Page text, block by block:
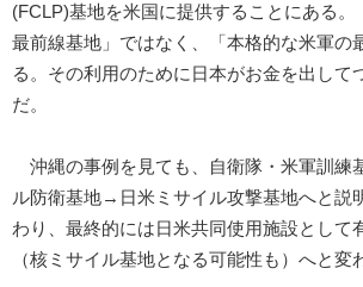
(FCLP)基地を米国に提供することにある。
最前線基地」ではなく、「本格的な米軍の
る。その利用のために日本がお金を出して
だ。
沖縄の事例を見ても、自衛隊・米軍訓練
ル防衛基地→日米ミサイル攻撃基地へと説
わり、最終的には日米共同使用施設として
（核ミサイル基地となる可能性も）へと変